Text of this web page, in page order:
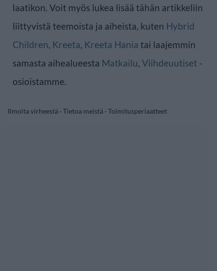
laatikon. Voit myös lukea lisää tähän artikkeliin
liittyvistä teemoista ja aiheista, kuten Hybrid
Children, Kreeta, Kreeta Hania tai laajemmin
samasta aihealueesta Matkailu, Viihdeuutiset -
osioistamme.
Ilmoita virheestä · Tietoa meistä · Toimitusperiaatteet